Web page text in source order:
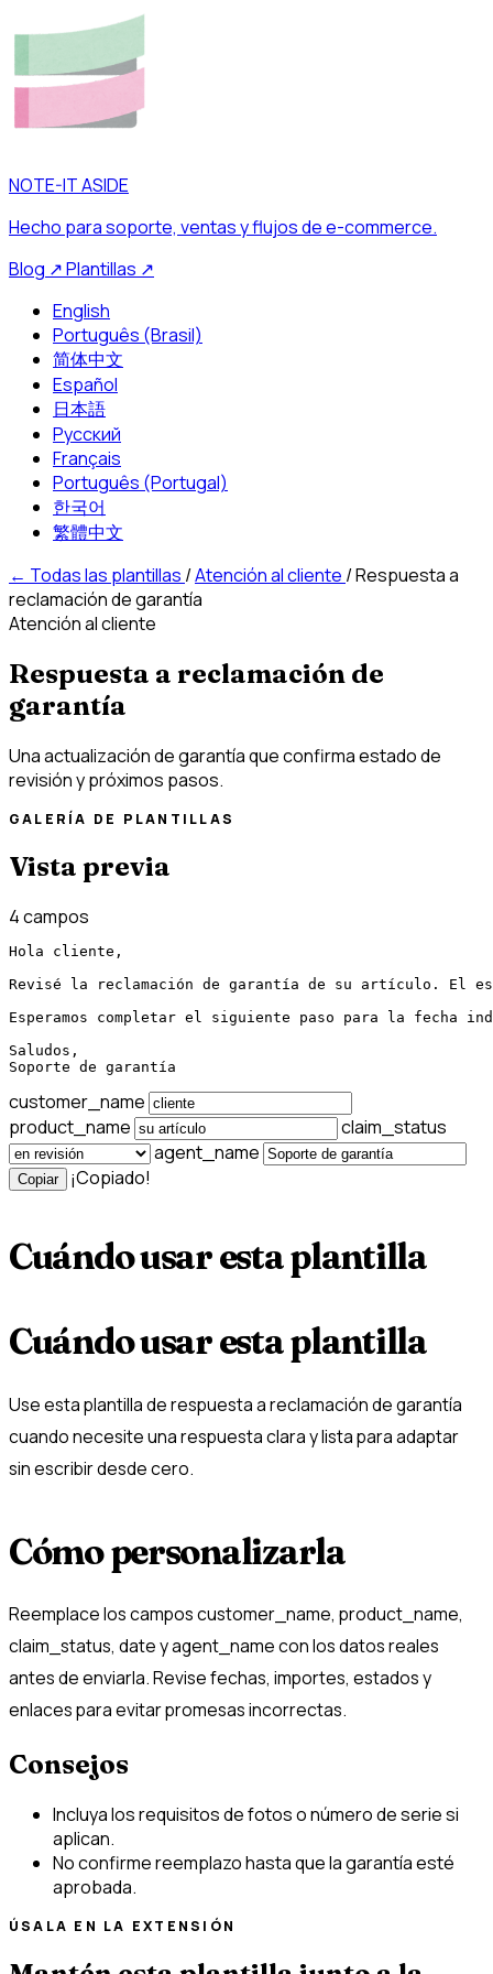
NOTE-IT ASIDE
Hecho para soporte, ventas y flujos de e-commerce.
Blog ↗Plantillas ↗
English
Português (Brasil)
简体中文
Español
日本語
Русский
Français
Português (Portugal)
한국어
繁體中文
← Todas las plantillas /Atención al cliente /Respuesta a
reclamación de garantía
Atención al cliente
Respuesta a reclamación de
garantía
Una actualización de garantía que confirma estado de
revisión y próximos pasos.
GALERÍA DE PLANTILLAS
Vista previa
4 campos
Hola cliente,
Revisé la reclamación de garantía de su artículo. El
Esperamos completar el siguiente paso para la fecha
Saludos,
Soporte de garantía
customer_name
product_name
claim_status
agent_name
Copiar ¡Copiado!
Cuándo usar esta plantilla
Cuándo usar esta plantilla
Use esta plantilla de respuesta a reclamación de garantía
cuando necesite una respuesta clara y lista para adaptar
sin escribir desde cero.
Cómo personalizarla
Reemplace los campos customer_name, product_name,
claim_status, date y agent_name con los datos reales
antes de enviarla. Revise fechas, importes, estados y
enlaces para evitar promesas incorrectas.
Consejos
Incluya los requisitos de fotos o número de serie si
aplican.
No confirme reemplazo hasta que la garantía esté
aprobada.
ÚSALA EN LA EXTENSIÓN